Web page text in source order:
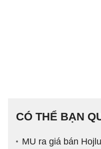
CÓ THỂ BẠN
MU ra giá bán